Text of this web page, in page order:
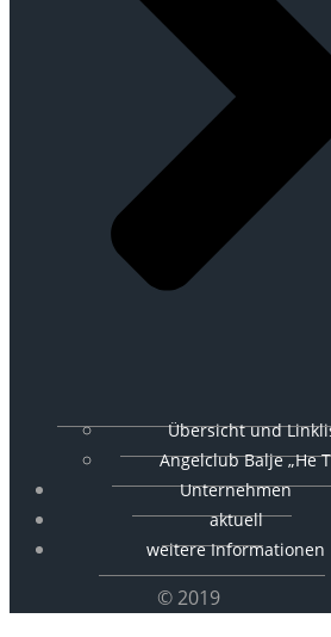
Übersicht und
Angelclub Balje „He
Unternehmen
aktuell
weitere Informationen
© 2019